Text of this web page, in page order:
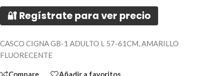
🔐 Regístrate para ver precio
CASCO CIGNA GB-1 ADULTO L 57-61CM, AMARILLO
FLUORECENTE
Compare Añadir a favoritos